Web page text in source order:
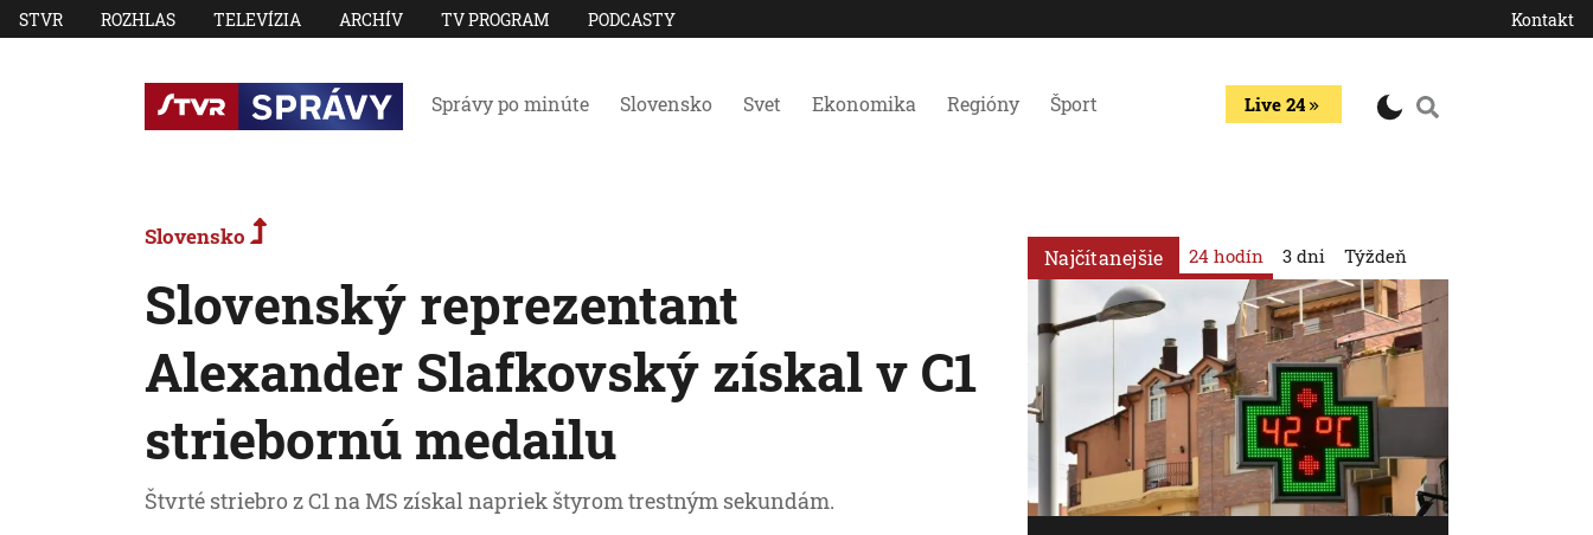
STVR ROZHLAS TELEVÍZIA ARCHÍV TV PROGRAM PODCASTY Kontakt
Správy po minúte Slovensko Svet Ekonomika Regióny Šport Live 24
Slovensko
Slovenský reprezentant
Alexander Slafkovský získal v C1
striebornú medailu
Štvrté striebro z C1 na MS získal napriek štyrom trestným sekundám.
Najčítanejšie 24 hodín 3 dni Týždeň